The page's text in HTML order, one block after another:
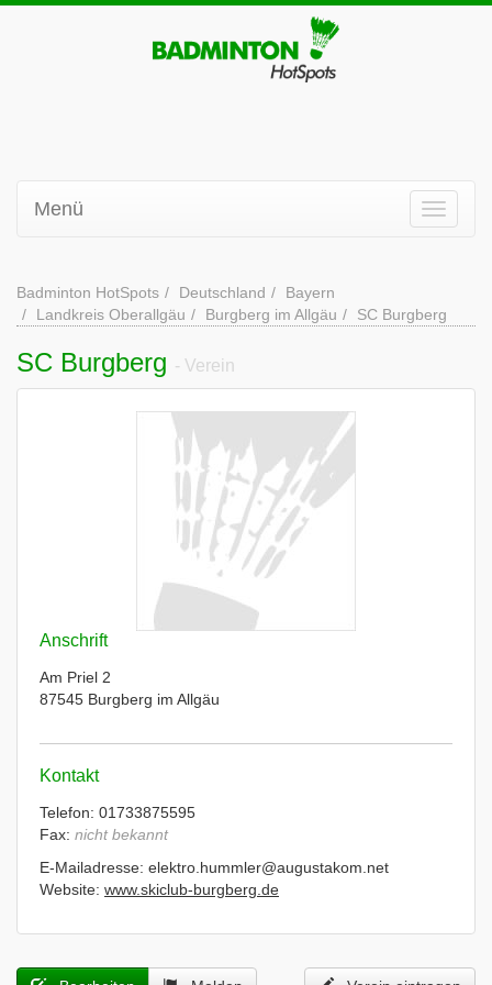
Menü
Badminton HotSpots Deutschland
Bayern
Landkreis Oberallgäu
Burgberg im Allgäu SC Burgberg
SC Burgberg - Verein
Anschrift
Am Priel 2
87545 Burgberg im Allgäu
Kontakt
Telefon: 01733875595
Fax: nicht bekannt
E-Mailadresse: elektro.hummler@augustakom.net
Website: www.skiclub-burgberg.de